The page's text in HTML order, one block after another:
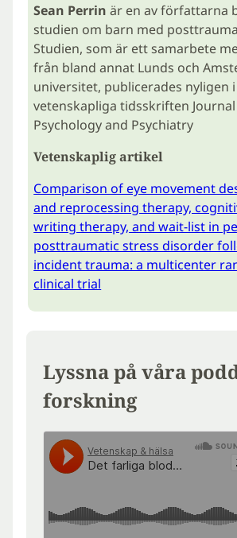
Sean Perrin är en av författarna
studien om barn med
Studien, som är ett samarbete
från bland annat Lunds och
universitet, publicerades nyligen
vetenskapliga tidsskriften
Psychology and Psychiatry
Vetenskaplig artikel
Comparison of eye movement
and reprocessing therapy,
writing therapy, and wait-list in
posttraumatic stress disorder
incident trauma: a multicenter
clinical trial
Lyssna på våra
forskning